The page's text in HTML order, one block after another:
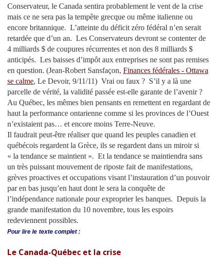
Conservateur, le Canada sentira probablement le vent de la crise
mais ce ne sera pas la tempête grecque ou même italienne ou
encore britannique. L’atteinte du déficit zéro fédéral n’en serait
retardée que d’un an. Les Conservateurs devront se contenter de
4 milliards $ de coupures récurrentes et non des 8 milliards $
anticipés. Les baisses d’impôt aux entreprises ne sont pas remises
en question. (Jean-Robert Sansfaçon, Finances fédérales - Ottawa
se calme, Le Devoir, 9/11/11) Vrai ou faux ? S’il y a là une
parcelle de vérité, la validité passée est-elle garante de l’avenir ?
Au Québec, les mêmes bien pensants en remettent en regardant de
haut la performance ontarienne comme si les provinces de l’Ouest
n’existaient pas… et encore moins Terre-Neuve.
Il faudrait peut-être réaliser que quand les peuples canadien et
québécois regardent la Grèce, ils se regardent dans un miroir si
« la tendance se maintient ». Et la tendance se maintiendra sans
un très puissant mouvement de riposte fait de manifestations,
grèves proactives et occupations visant l’instauration d’un pouvoir
par en bas jusqu’en haut dont le sera la conquête de
l’indépendance nationale pour exproprier les banques. Depuis la
grande manifestation du 10 novembre, tous les espoirs
redeviennent possibles.
Pour lire le texte complet :
Le Canada-Québec et la crise